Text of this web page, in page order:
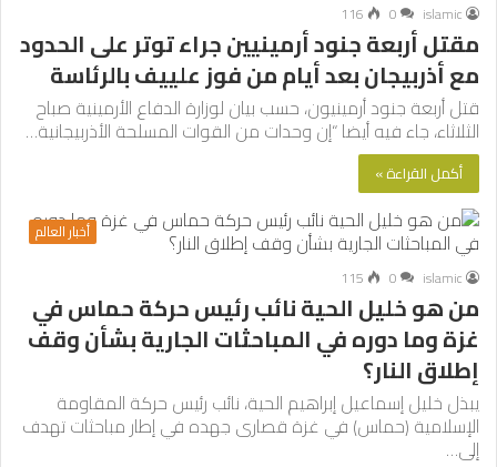
islamic
0
116
مقتل أربعة جنود أرمينيين جراء توتر على الحدود
مع أذربيجان بعد أيام من فوز علييف بالرئاسة
قتل أربعة جنود أرمينيون، حسب بيان لوزارة الدفاع الأرمينية صباح
الثلاثاء، جاء فيه أيضا “إن وحدات من القوات المسلحة الأذربيجانية…
أكمل القراءة »
أخبار العالم
islamic
0
115
من هو خليل الحية نائب رئيس حركة حماس في
غزة وما دوره في المباحثات الجارية بشأن وقف
إطلاق النار؟
يبذل خليل إسماعيل إبراهيم الحية، نائب رئيس حركة المقاومة
الإسلامية (حماس) في غزة قصارى جهده في إطار مباحثات تهدف
إلى…